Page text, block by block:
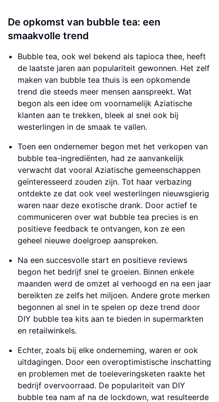
De opkomst van bubble tea: een
smaakvolle trend
Bubble tea, ook wel bekend als tapioca thee, heeft
de laatste jaren aan populariteit gewonnen. Het zelf
maken van bubble tea thuis is een opkomende
trend die steeds meer mensen aanspreekt. Wat
begon als een idee om voornamelijk Aziatische
klanten aan te trekken, bleek al snel ook bij
westerlingen in de smaak te vallen.
Toen een ondernemer begon met het verkopen van
bubble tea-ingrediënten, had ze aanvankelijk
verwacht dat vooral Aziatische gemeenschappen
geïnteresseerd zouden zijn. Tot haar verbazing
ontdekte ze dat ook veel westerlingen nieuwsgierig
waren naar deze exotische drank. Door actief te
communiceren over wat bubble tea precies is en
positieve feedback te ontvangen, kon ze een
geheel nieuwe doelgroep aanspreken.
Na een succesvolle start en positieve reviews
begon het bedrijf snel te groeien. Binnen enkele
maanden werd de omzet al verhoogd en na een jaar
bereikten ze zelfs het miljoen. Andere grote merken
begonnen al snel in te spelen op deze trend door
DIY bubble tea kits aan te bieden in supermarkten
en retailwinkels.
Echter, zoals bij elke onderneming, waren er ook
uitdagingen. Door een overoptimistische inschatting
en problemen met de toeleveringsketen raakte het
bedrijf overvoorraad. De populariteit van DIY
bubble tea nam af na de lockdown, wat resulteerde